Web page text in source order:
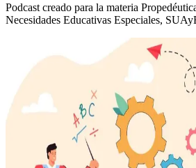
Podcast creado para la materia
Necesidades Educativas Especiales,